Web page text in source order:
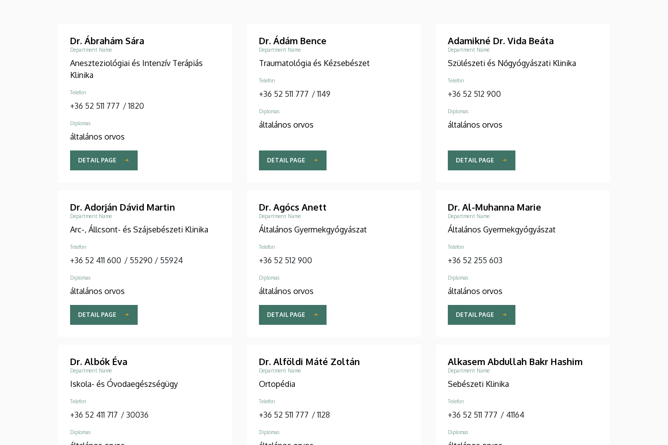
Dr. Ábrahám Sára
Department Name
Aneszteziológiai és Intenzív Terápiás
Klinika
Telefon
+36 52 511 777 / 1820
Diplomas
általános orvos
DETAIL PAGE
Dr. Ádám Bence
Department Name
Traumatológia és Kézsebészet
Telefon
+36 52 511 777 / 1149
Diplomas
általános orvos
DETAIL PAGE
Adamikné Dr. Vida Beáta
Department Name
Szülészeti és Nőgyógyászati Klinika
Telefon
+36 52 512 900
Diplomas
általános orvos
DETAIL PAGE
Dr. Adorján Dávid Martin
Department Name
Arc-, Állcsont- és Szájsebészeti Klinika
Telefon
+36 52 411 600 / 55290 / 55924
Diplomas
általános orvos
DETAIL PAGE
Dr. Agócs Anett
Department Name
Általános Gyermekgyógyászat
Telefon
+36 52 512 900
Diplomas
általános orvos
DETAIL PAGE
Dr. Al-Muhanna Marie
Department Name
Általános Gyermekgyógyászat
Telefon
+36 52 255 603
Diplomas
általános orvos
DETAIL PAGE
Dr. Albók Éva
Department Name
Iskola- és Óvodaegészségügy
Telefon
+36 52 411 717 / 30036
Diplomas
Dr. Alföldi Máté Zoltán
Department Name
Ortopédia
Telefon
+36 52 511 777 / 1128
Diplomas
Alkasem Abdullah Bakr Hashim
Department Name
Sebészeti Klinika
Telefon
+36 52 511 777 / 41164
Diplomas